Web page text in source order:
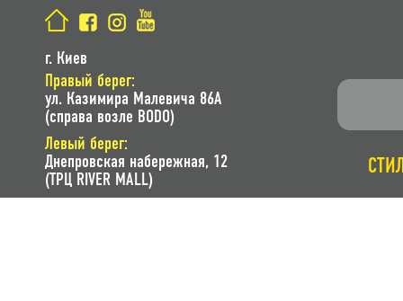
г. Киев
Правый берег:
ул. Казимира Малевича 86A
(справа возле BODO)
Левый берег:
Днепровская набережная, 12
(ТРЦ RIVER MALL)